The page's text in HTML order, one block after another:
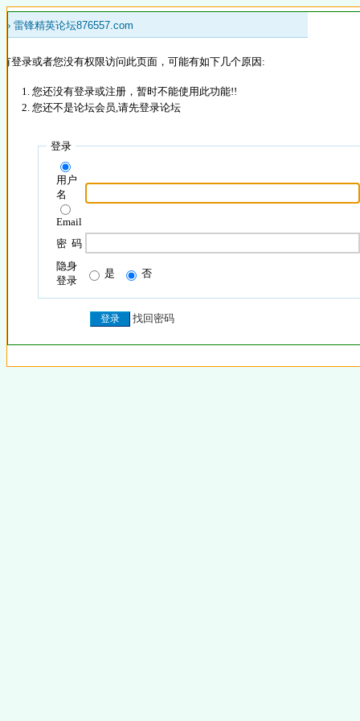
» 雷锋精英论坛876557.com
登录或者您没有权限访问此页面，可能有如下几个原因:
您还没有登录或注册，暂时不能使用此功能!!
您还不是论坛会员,请先登录论坛
登录
用户
名
Email
密 码
隐身
登录
是 否
找回密码